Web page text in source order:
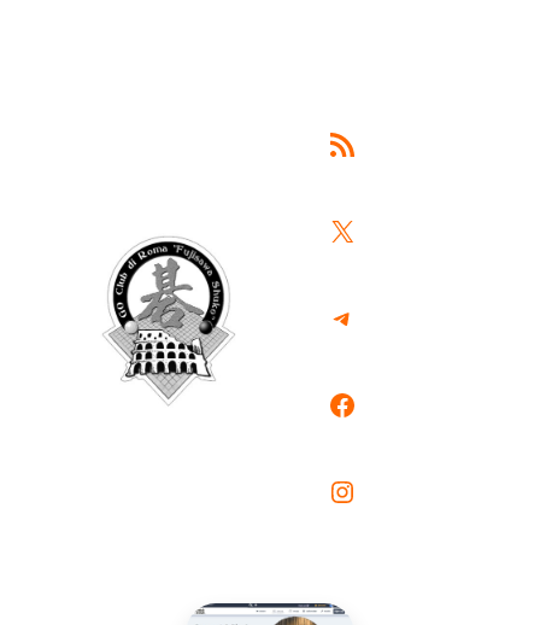
Feed RSS
X
Telegram
Facebook
Instagram